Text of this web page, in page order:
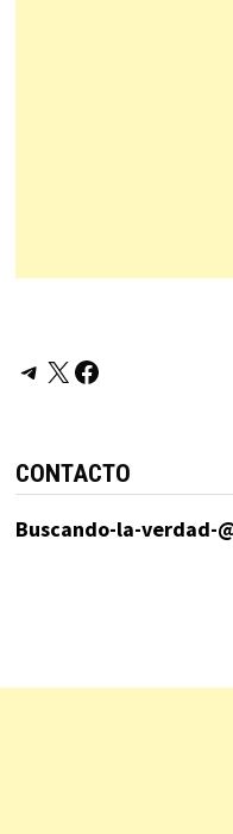
Telegram
X Facebook
CONTACTO
Buscando-la-verdad-